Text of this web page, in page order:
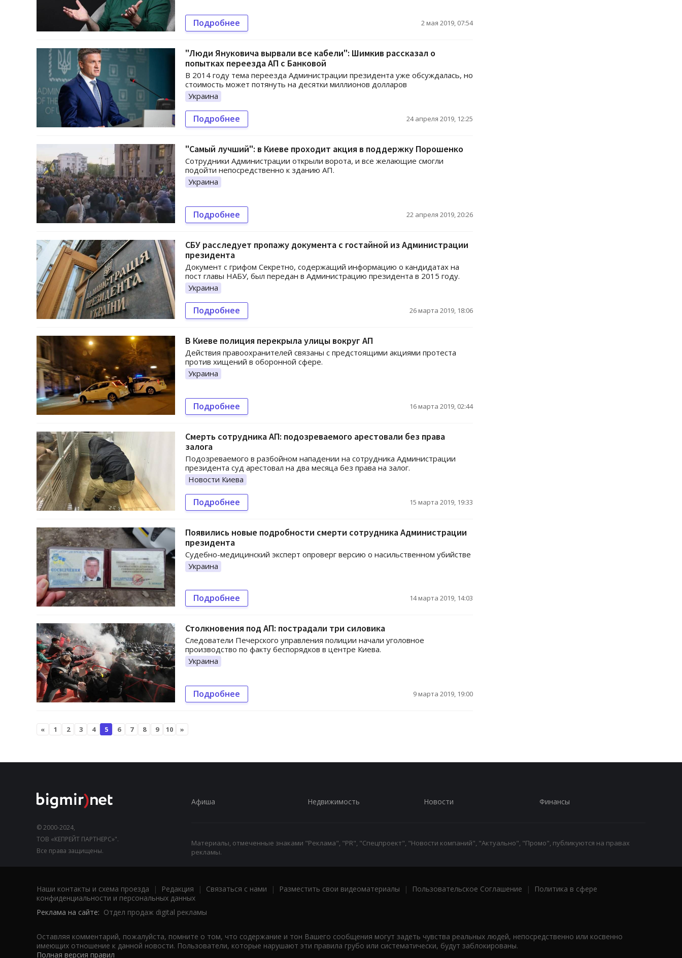
Подробнее 2 мая 2019, 07:54
"Люди Януковича вырвали все кабели": Шимкив рассказал о
попытках переезда АП с Банковой
В 2014 году тема переезда Администрации президента уже обсуждалась, но
стоимость может потянуть на десятки миллионов долларов
Украина
Подробнее 24 апреля 2019, 12:25
"Самый лучший": в Киеве проходит акция в поддержку Порошенко
Сотрудники Администрации открыли ворота, и все желающие смогли
подойти непосредственно к зданию АП.
Украина
Подробнее 22 апреля 2019, 20:26
СБУ расследует пропажу документа с гостайной из Администрации
президента
Документ с грифом Секретно, содержащий информацию о кандидатах на
пост главы НАБУ, был передан в Администрацию президента в 2015 году.
Украина
Подробнее 26 марта 2019, 18:06
В Киеве полиция перекрыла улицы вокруг АП
Действия правоохранителей связаны с предстоящими акциями протеста
против хищений в оборонной сфере.
Украина
Подробнее 16 марта 2019, 02:44
Смерть сотрудника АП: подозреваемого арестовали без права
залога
Подозреваемого в разбойном нападении на сотрудника Администрации
президента суд арестовал на два месяца без права на залог.
Новости Киева
Подробнее 15 марта 2019, 19:33
Появились новые подробности смерти сотрудника Администрации
президента
Судебно-медицинский эксперт опроверг версию о насильственном убийстве
Украина
Подробнее 14 марта 2019, 14:03
Столкновения под АП: пострадали три силовика
Следователи Печерского управления полиции начали уголовное
производство по факту беспорядков в центре Киева.
Украина
Подробнее 9 марта 2019, 19:00
« 1 2 3 4 5 6 7 8 9 10 »
© 2000-2024,
ТОВ «КЕПРЕЙТ ПАРТНЕРС»".
Все права защищены.
Афиша Недвижимость Новости Финансы
Материалы, отмеченные знаками "Реклама", "PR", "Спецпроект", "Новости компаний", "Актуально", "Промо", публикуются на правах
рекламы.
Наши контакты и схема проезда | Редакция | Связаться с нами | Разместить свои видеоматериалы | Пользовательское Соглашение |
Политика в сфере
конфиденциальности и персональных данных
Реклама на сайте: Отдел продаж digital рекламы
Оставляя комментарий, пожалуйста, помните о том, что содержание и тон Вашего сообщения могут задеть чувства реальных людей, непосредственно или косвенно
имеющих отношение к данной новости. Пользователи, которые нарушают эти правила грубо или систематически, будут заблокированы.
Полная версия правил